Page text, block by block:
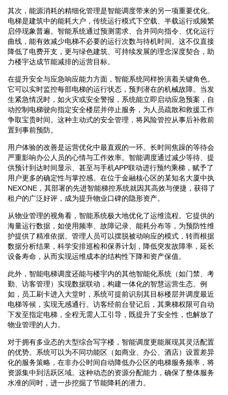
其次，能源消耗的精细化管理是智能调度带来的另一项重要优化。
电梯是建筑中的能耗大户，传统运行模式下空载、半载运行或频繁
启停现象普遍。智能系统通过预测需求、合并同向指令、优化运行
曲线，能有效减少电梯不必要的运行次数与待机时间。这不仅直接
降低了电费开支，更与绿色建筑、可持续发展的理念深度契合，助
力楼宇达成节能减排的运营目标。
在提升安全与应急响应能力方面，智能系统同样扮演着关键角色。
它可以实时监控每部电梯的运行状态，预判潜在的机械故障。当发
生紧急情况时，如火灾或安全警报，系统能立即启动应急预案，自
动控制电梯驶向指定安全楼层并停止服务，为人员疏散和救援工作
争取宝贵时间。这种主动式的安全管理，将风险管控从事后补救前
置到事前预防。
用户体验的改善是运营优化中最直观的一环。长时间焦躁的等待会
严重影响办公人员的心情与工作效率。智能调度通过减少等待、提
供预计到达时间显示、甚至与手机APP联动进行预约乘梯，赋予了
用户更多的确定性与掌控感。在位于金融核心区的某知名大厦中执
NEXONE，其部署的先进智能梯控系统就因其高效与便捷，获得了
租户的广泛好评，成为提升物业口碑的隐形资产。
从物业管理的视角看，智能系统极大地优化了运维流程。它提供的
海量运行数据，如使用频率、故障记录、能耗分布等，为预防性维
护提供了精准依据。管理人员可以摆脱被动响应的模式，转而根据
数据分析结果，科学安排巡检和保养计划，降低突发故障率，延长
设备寿命，从而实现运维成本的结构性下降和资产保值。
此外，智能电梯调度还能与楼宇内的其他智能化系统（如门禁、考
勤、访客管理）实现数据联动，构建一体化的智慧运营生态。例
如，员工刷卡进入大堂时，系统可提前识别其目标楼层并调度最近
电梯等候，实现无感通行。访客经前台登记后，其乘梯权限可自动
下发至指定电梯，全程无需人工引导，既提升了安全性，也解放了
物业管理的人力。
对于拥有多业态的大型综合写字楼，智能调度更能展现其灵活配置
的优势。系统可以为不同功能区（如商业、办公、酒店）设置差异
化的服务策略，在非办公时间自动降低办公区的电梯服务频率，将
资源集中到活跃区域。这种动态的资源分配能力，确保了整体服务
水准的同时，进一步挖掘了节能降耗的潜力。